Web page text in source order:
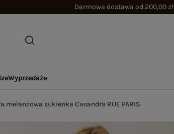
Darmowa dostawa od 200,00 zł
Wyprzedaże
melanżowa sukienka Casandra RUE PARIS